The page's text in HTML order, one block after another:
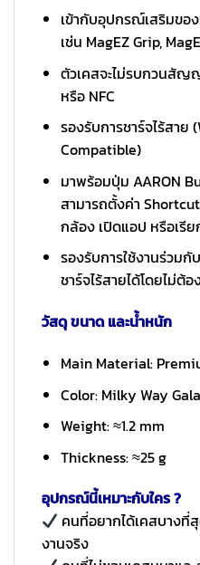
เข้ากับอุปกรณ์เสริมขอ
เช่น MagEZ Grip,
ตัวเคสจะไม่รบกวนสัญ
หรือ NFC
รองรับการชาร์จไร้สาย
Compatible)
มาพร้อมปุ่ม AARON
สามารถตั้งค่า
กล้อง เปิดแอป หรือเรี
รองรับการใช้งานร่วม
ชาร์จไร้สายได้โดยไม่ต้
วัสดุ ขนาด และน้ำหนัก
Main Material:
Color: Milky Way
Weight: ≈1.2 mm
Thickness: ≈25 g
อุปกรณ์นี้เหมาะกับใคร ?
คนที่อยากได้เคสบางที่
งานจริง